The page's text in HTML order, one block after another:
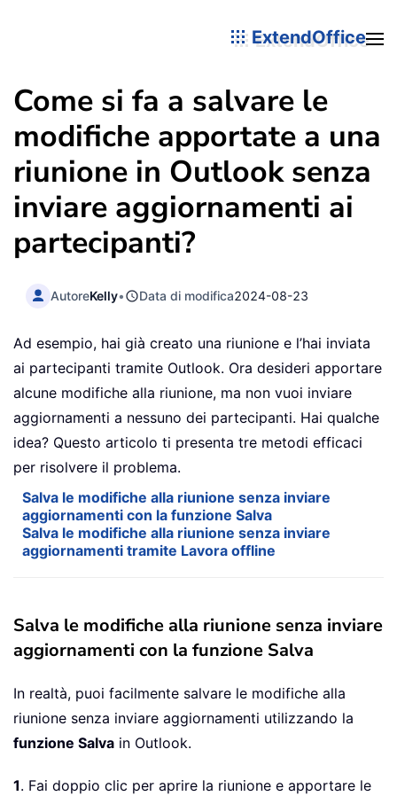
ExtendOffice
Come si fa a salvare le
modifiche apportate a una
riunione in Outlook senza
inviare aggiornamenti ai
partecipanti?
AutoreKelly• Data di modifica2024-08-23
Ad esempio, hai già creato una riunione e l’hai inviata
ai partecipanti tramite Outlook. Ora desideri apportare
alcune modifiche alla riunione, ma non vuoi inviare
aggiornamenti a nessuno dei partecipanti. Hai qualche
idea? Questo articolo ti presenta tre metodi efficaci
per risolvere il problema.
Salva le modifiche alla riunione senza inviare
aggiornamenti con la funzione Salva
Salva le modifiche alla riunione senza inviare
aggiornamenti tramite Lavora offline
Salva le modifiche alla riunione senza inviare
aggiornamenti con la funzione Salva
In realtà, puoi facilmente salvare le modifiche alla
riunione senza inviare aggiornamenti utilizzando la
funzione Salva in Outlook.
1. Fai doppio clic per aprire la riunione e apportare le